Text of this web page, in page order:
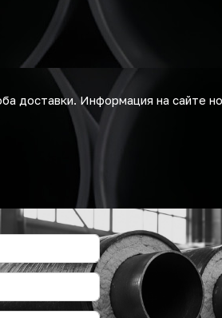
доставки. Информация на сайте